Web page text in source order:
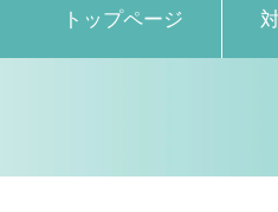
トップページ